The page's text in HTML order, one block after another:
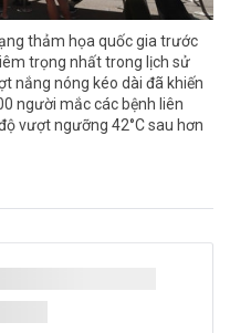
thảm họa quốc gia trước
trọng nhất trong lịch sử
nắng nóng kéo dài đã khiến
người mắc các bệnh liên
vượt ngưỡng 42°C sau hơn